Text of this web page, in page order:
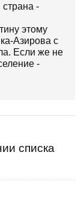
-
этому
Азирова с
Если же не
-
списка